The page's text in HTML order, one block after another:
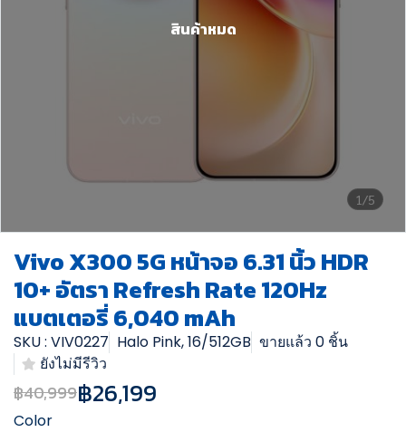
1/5
สินค้าหมด
Vivo X300 5G หน้าจอ 6.31 นิ้ว HDR
10+ อัตรา Refresh Rate 120Hz
แบตเตอรี่ 6,040 mAh
SKU : VIV0227 Halo Pink, 16/512GB ขายแล้ว 0 ชิ้น
ยังไม่มีรีวิว
฿40,999฿26,199
Color